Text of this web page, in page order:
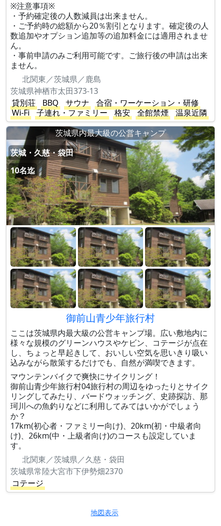
※注意事項※
・予約確定後の人数減員は出来ません。
・ご予約時の総額から20％割引となります。確定後の人
数追加やオプション追加等の追加料金には適用されませ
ん。
・事前申請のみご利用可能です。ご旅行後の申請は出来
ません。
北関東／茨城県／鹿島
茨城県神栖市太田373-13
貸別荘
BBQ サウナ
合宿・ワーケーション・研修
Wi-Fi
子連れ・ファミリー 格安 全館禁煙
温泉近隣
茨城県内最大級の公営キャンプ
茨城・久慈・袋田
10名迄
御前山青少年旅行村
ここは茨城県内最大級の公営キャンプ場。広い敷地内に
様々な規模のグリーンハウスやケビン、コテージが点在
し、ちょっと早起きして、おいしい空気を思いきり吸い
込みながら散策するだけでも、自然が満喫できます。
マウンテンバイクで爽快にサイクリング！
御前山青少年旅行村04旅行村の周辺をゆったりとサイク
リングしてみたり、バードウォッチング、史跡探訪、那
珂川への魚釣りなどに利用してみてはいかがでしょう
か？
17km(初心者・ファミリー向け)、20km(初・中級者向
け)、26km(中・上級者向け)のコースも設定していま
す。
北関東／茨城県／久慈・袋田
茨城県常陸大宮市下伊勢畑2370
コテージ
地図表示